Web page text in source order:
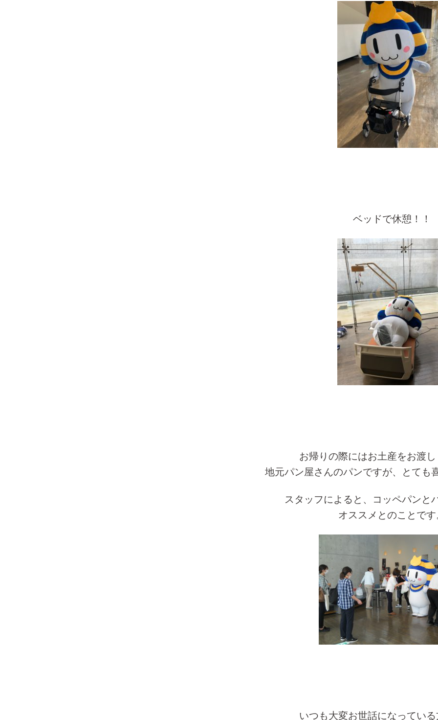
ベッドで休憩！！
お帰りの際にはお土産をお渡
地元パン屋さんのパンですが、とても
スタッフによると、コッペパンと
オススメとのことです
いつも大変お世話になってい